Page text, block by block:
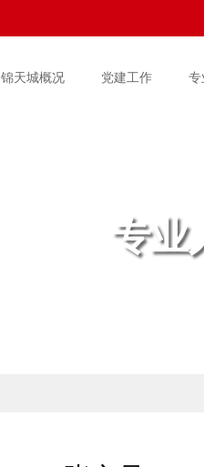
锦天城概况 党建工作 专
专业